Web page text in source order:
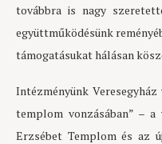
továbbra is nagy
együttműködésünk
támogatásukat hálásan
Intézményünk
templom vonzásában” –
Erzsébet Templom és az